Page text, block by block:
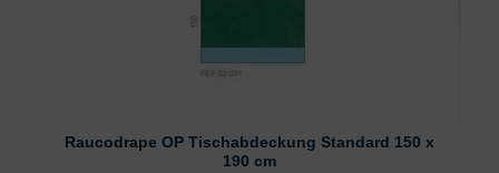
Raucodrape OP Tischabdeckung Standard 150 x
190 cm